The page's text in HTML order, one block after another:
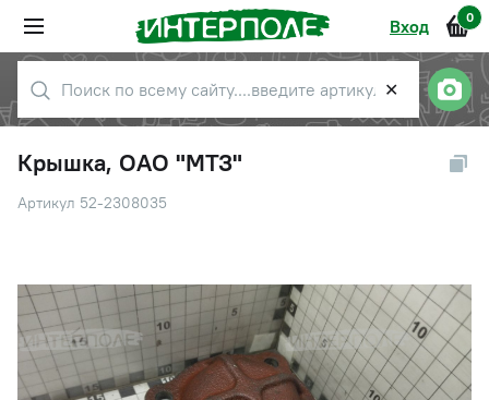
Вход 0
✕
Крышка, ОАО "МТЗ"
Артикул 52-2308035